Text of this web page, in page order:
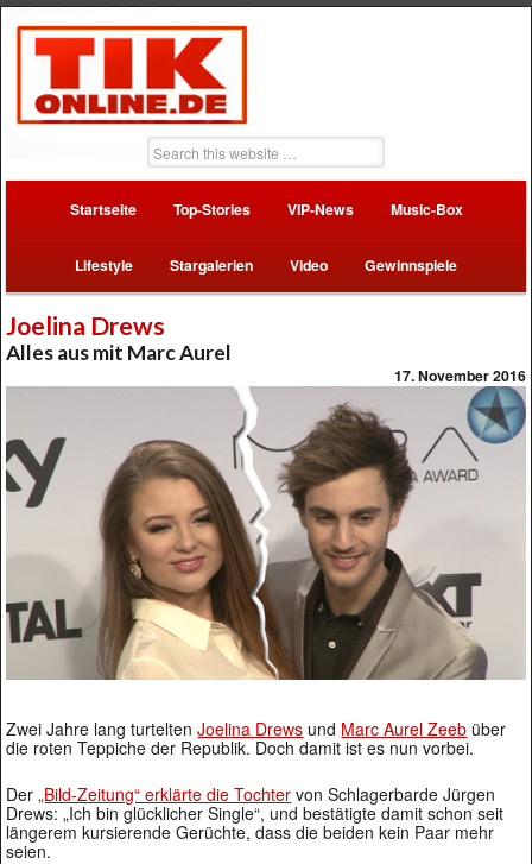
Startseite Top-Stories VIP-News Music-Box
Lifestyle Stargalerien Video Gewinnspiele
Joelina Drews
Alles aus mit Marc Aurel
17. November 2016
Zwei Jahre lang turteltenJoelina Drews und Marc Aurel Zeeb über
die roten Teppiche der Republik. Doch damit ist es nun vorbei.
Der„Bild-Zeitung“ erklärte die Tochter von Schlagerbarde Jürgen
Drews: „Ich bin glücklicher Single“, und bestätigte damit schon seit
längerem kursierende Gerüchte, dass die beiden kein Paar mehr
seien.